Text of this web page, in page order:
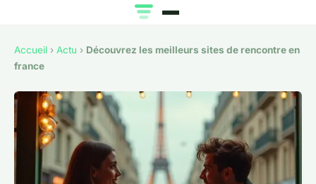
Accueil › Actu › Découvrez les meilleurs sites de rencontre en
france